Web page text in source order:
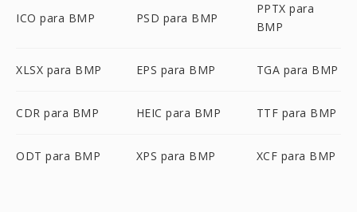
ICO para BMP PSD para BMP
PPTX para
BMP
XLSX para BMP EPS para BMP TGA para BMP
CDR para BMP HEIC para BMP TTF para BMP
ODT para BMP XPS para BMP XCF para BMP